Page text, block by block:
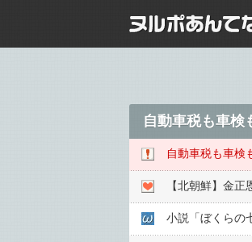
自動車税も車検
自動車税も車検
【北朝鮮】金
小説「ぼくらの